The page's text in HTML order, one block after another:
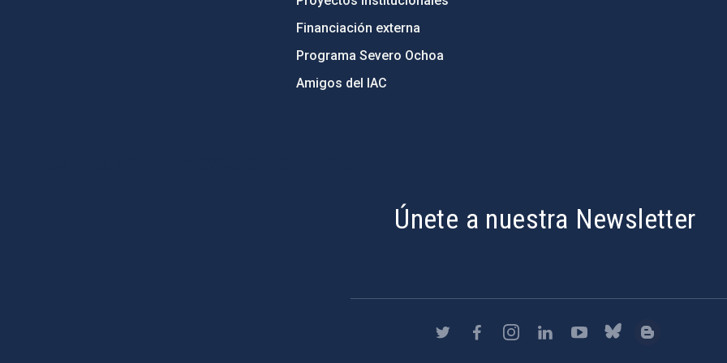
Financiación externa
Programa Severo Ochoa
Amigos del IAC
Únete a nuestra Newsletter